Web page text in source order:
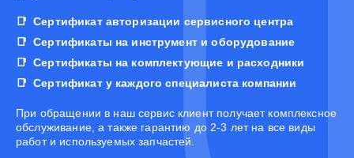
Сертификат авторизации сервисного центра
Сертификаты на инструмент и оборудование
Сертификаты на комплектующие и расходники
Сертификат у каждого специалиста компании
При обращении в наш сервис клиент получает комплексное
обслуживание, а также гарантию до 2-3 лет на все виды
работ и используемых запчастей.